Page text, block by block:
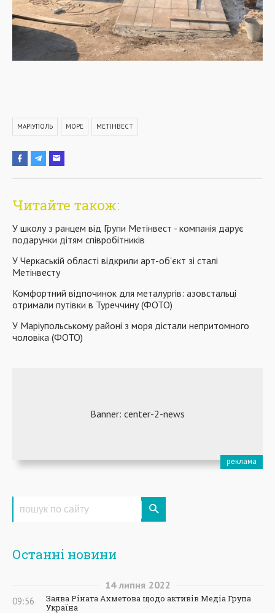
МАРІУПОЛЬ МОРЕ МЕТІНВЕСТ
Читайте також:
У школу з ранцем від Групи Метінвест - компанія дарує
подарунки дітям співробітників
У Черкаській області відкрили арт-об'єкт зі сталі
Метінвесту
Комфортний відпочинок для металургів: азовстальці
отримали путівки в Туреччину (ФОТО)
У Маріупольському районі з моря дістали непритомного
чоловіка (ФОТО)
Останні новини
14 липня 2022
09:56
Заява Ріната Ахметова щодо активів Медіа Група
Україна